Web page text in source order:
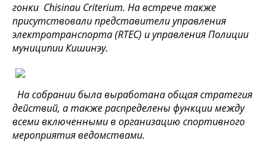
гонки Chisinau Criterium. На встрече также
присутствовали представители управления
электротранспорта (RTEC) и управления Полиции
муниципии Кишинэу.
На собрании была выработана общая стратегия
действий, а также распределены функции между
всеми включенными в организацию спортивного
мероприятия ведомствами.